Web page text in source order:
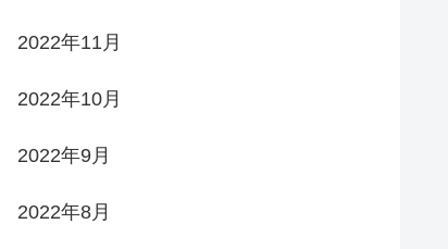
2022年11月
2022年10月
2022年9月
2022年8月